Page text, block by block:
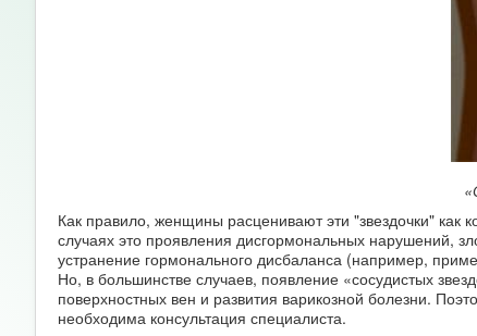
Как правило, женщины расценивают эти "звездочки" как
случаях это проявления дисгормональных нарушений,
устранение гормонального дисбаланса (например,
Но, в большинстве случаев, появление «сосудистых
поверхностных вен и развития варикозной болезни.
необходима консультация специалиста.